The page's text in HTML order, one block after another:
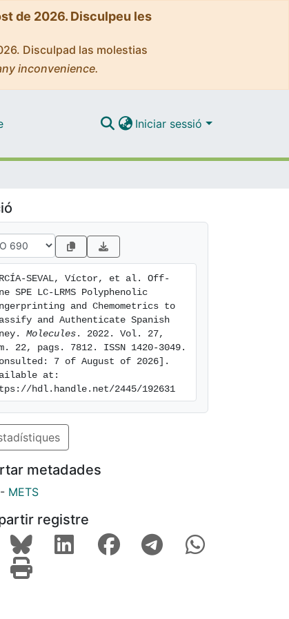
de 2026. Disculpeu les
Disculpad las molestias
inconvenience.
Iniciar sessió
SEVAL, Víctor, et al. Off-
SPE LC-LRMS Polyphenolic
and Chemometrics to
and Authenticate Spanish
Molecules . 2022. Vol. 27,
22, pags. 7812. ISSN 1420-3049.
7 of August of 2026].
at:
hdl.handle.net/2445/192631
metadades
- METS
registre